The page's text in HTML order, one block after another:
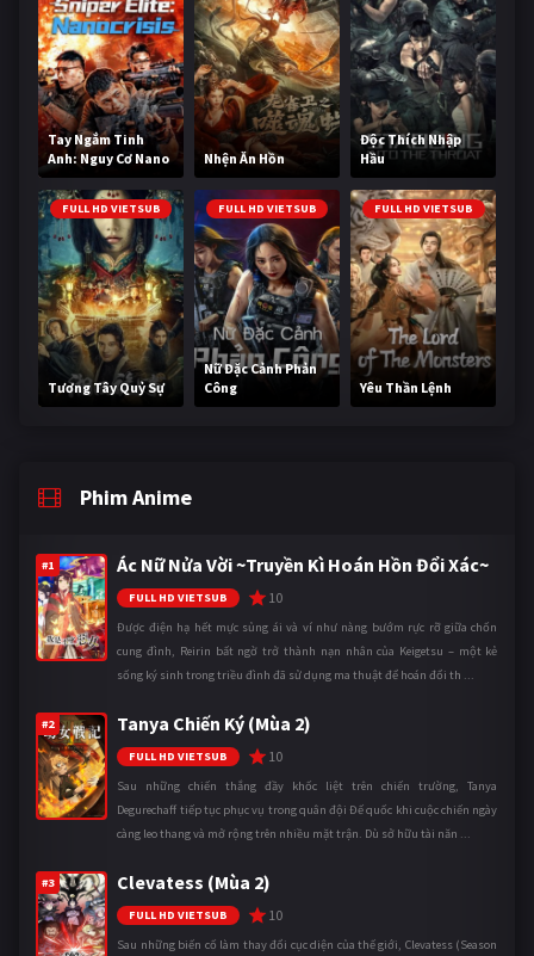
Tay Ngắm Tinh
Anh: Nguy Cơ Nano
Nhện Ăn Hồn
Độc Thích Nhập
Hầu
FULL HD VIETSUB
Tương Tây Quỷ Sự
FULL HD VIETSUB
Nữ Đặc Cảnh Phản
Công
FULL HD VIETSUB
Yêu Thần Lệnh
Phim Anime
#1 Ác Nữ Nửa Vời ~Truyền Kì Hoán Hồn Đổi Xác~
FULL HD VIETSUB 10
Được điện hạ hết mực sủng ái và ví như nàng bướm rực rỡ giữa chốn
cung đình, Reirin bất ngờ trở thành nạn nhân của Keigetsu – một kẻ
sống ký sinh trong triều đình đã sử dụng ma thuật để hoán đổi th ...
#2 Tanya Chiến Ký (Mùa 2)
FULL HD VIETSUB 10
Sau những chiến thắng đầy khốc liệt trên chiến trường, Tanya
Degurechaff tiếp tục phục vụ trong quân đội Đế quốc khi cuộc chiến ngày
càng leo thang và mở rộng trên nhiều mặt trận. Dù sở hữu tài năn ...
#3 Clevatess (Mùa 2)
FULL HD VIETSUB 10
Sau những biến cố làm thay đổi cục diện của thế giới, Clevatess (Season